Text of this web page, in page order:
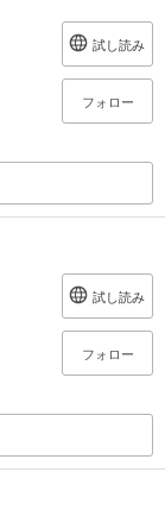
試し読み
フォロー
試し読み
フォロー